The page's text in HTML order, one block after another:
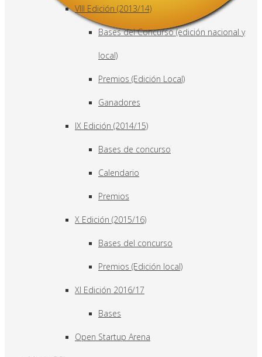
VIII Edición (2013/14)
Bases del Concurso (edición nacional y
local)
Premios (Edición Local)
Ganadores
IX Edición (2014/15)
Bases de concurso
Calendario
Premios
X Edición (2015/16)
Bases del concurso
Premios (Edición local)
XI Edición 2016/17
Bases
Open Startup Arena